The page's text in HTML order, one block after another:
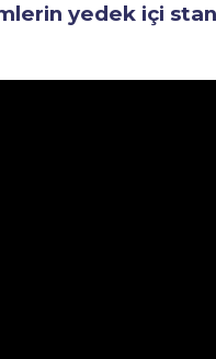
yedek içi